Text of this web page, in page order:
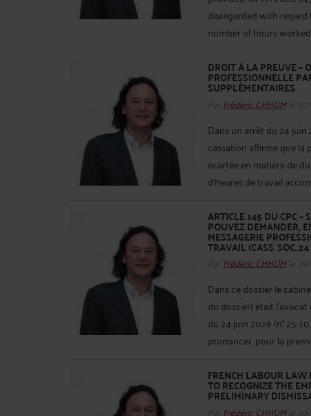
disregarded with
number of hours
DROIT À LA PREUVE –
PROFESSIONNELLE
SUPPLÉMENTAIRES
Par Frédéric CHHUMle
Dans un arrêt du 24 juin
cassation affirme que la
écartée en matière de
d'heures de travail
ARTICLE 145 DU CPC –
POUVEZ DEMANDER,
MESSAGERIE
TRAVAIL (CASS. SOC.
Par Frédéric CHHUMle
Dans ce dossier le
du dossier) était
du 24 juin 2026 (n° 25-
prononcer, pour la
FRENCH LABOUR LAW
TO RECOGNIZE THE
PRELIMINARY
Par Frédéric CHHUMle